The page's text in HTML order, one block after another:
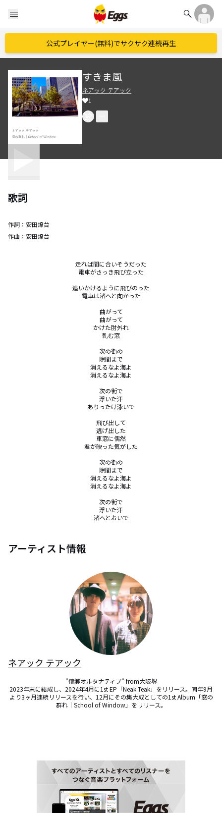
menu search
公式プレイヤー(無料)でサクサク連続再生
すきま風
ネアック テアック
1
歌詞
作詞： 安田燎台
作曲： 安田燎台
走れば間に合いそうだった
電車がさっき飛び立った
追いかけるように飛びのった
電車は渚へと向かった
曲がって
曲がって
かけた肘外れ
軋む窓
次の街の
隙間まで
消えるなよ海よ
消えるなよ海よ
次の街で
浮いた汗
ありったけ泳いで
飛び出して
逃げ出した
車窓に偶然
君が映った気がした
次の街の
隙間まで
消えるなよ海よ
消えるなよ海よ
次の街で
浮いた汗
渚へとおいで
アーティスト情報
ネアック テアック
"懐郷オルタナティブ” from大阪堺
2023年末に結成し、2024年4月に1st EP「Neak Teak」をリリース。同年9月
より3ヶ月連続リリースを行い、12月にその集大成としての1st Album「窓の
群れ｜School of Window」をリリース。